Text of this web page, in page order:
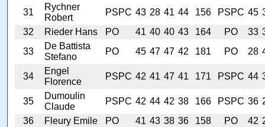
31
Rychner
Robert
PSPC 43 28 41 44 156 PSPC 45
32
Rieder Hans PO 41 40 40 43 164 PO 33
33
De Battista
Stefano
PO 45 47 47 42 181 PO 28
34
Engel
Florence
PSPC 42 41 47 41 171 PSPC 44
35
Dumoulin
Claude
PSPC 42 44 42 38 166 PSPC 36
36
Fleury Emile PO 41 43 38 36 158 PO 42